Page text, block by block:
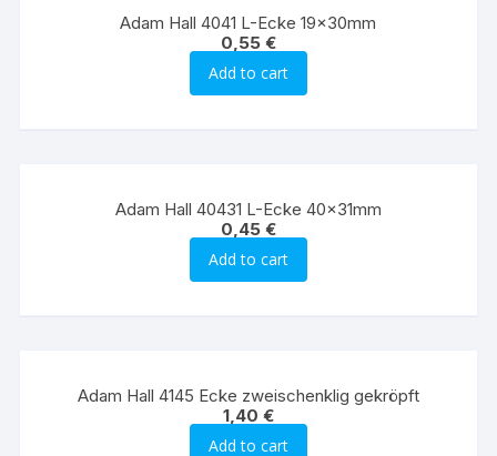
Adam Hall 4041 L-Ecke 19x30mm
0,55 €
Add to cart
Adam Hall 40431 L-Ecke 40x31mm
0,45 €
Add to cart
Adam Hall 4145 Ecke zweischenklig gekröpft
1,40 €
Add to cart